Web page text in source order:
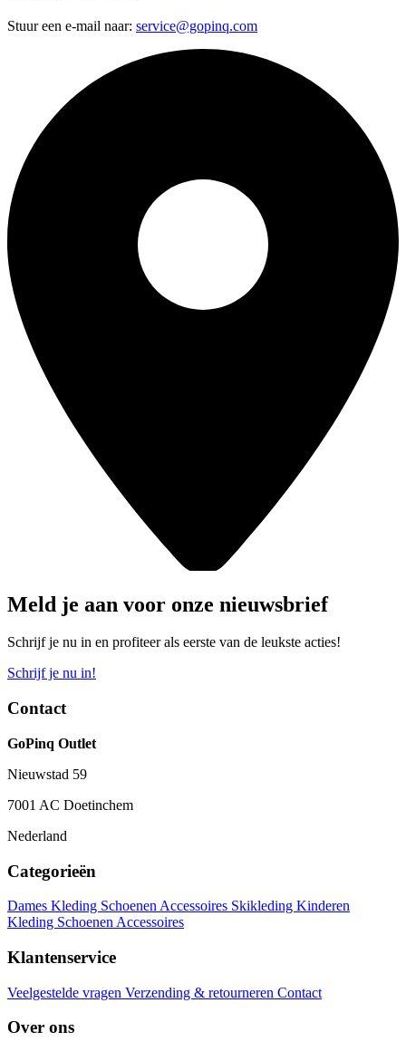
Stuur een e-mail naar: service@gopinq.com
Meld je aan voor onze nieuwsbrief
Schrijf je nu in en profiteer als eerste van de leukste acties!
Schrijf je nu in!
Contact
GoPinq Outlet
Nieuwstad 59
7001 AC Doetinchem
Nederland
Categorieën
Dames Kleding Schoenen Accessoires Skikleding Kinderen
Kleding Schoenen Accessoires
Klantenservice
Veelgestelde vragen Verzending & retourneren Contact
Over ons